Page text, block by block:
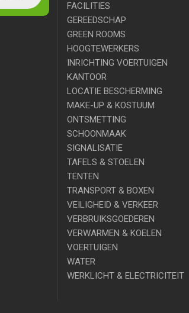
FACILITIES
GEREEDSCHAP
GREEN ROOMS
HOOGTEWERKERS
INRICHTING VOERTUIGEN
KANTOOR
LOCATIE BESCHERMING
MAKE-UP & KOSTUUM
ONTSMETTING
SCHOONMAAK
SIGNALISATIE
TAFELS & STOELEN
TENTEN
TRANSPORT & BOXEN
VEILIGHEID & VERKEER
VERBRUIKSGOEDEREN
VERWARMEN & KOELEN
VOERTUIGEN
WATER
WERKLICHT & ELECTRICITEIT